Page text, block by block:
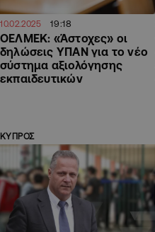
10.02.2025 19:18
ΟΕΛΜΕΚ: «Άστοχες» οι
δηλώσεις ΥΠΑΝ για το νέο
σύστημα αξιολόγησης
εκπαιδευτικών
ΚΥΠΡΟΣ